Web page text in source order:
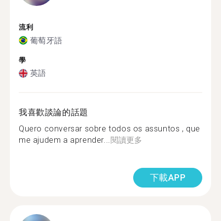
流利
葡萄牙語
學
英語
我喜歡談論的話題
Quero conversar sobre todos os assuntos , que
me ajudem a aprender...閱讀更多
下載APP